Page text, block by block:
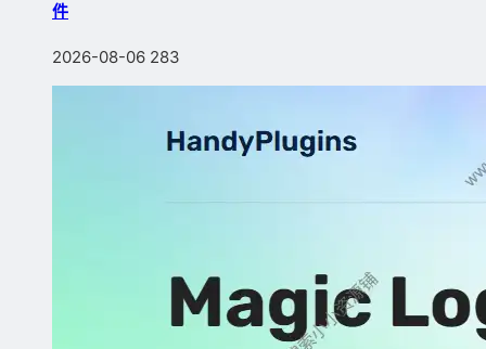
件
2026-08-06 283